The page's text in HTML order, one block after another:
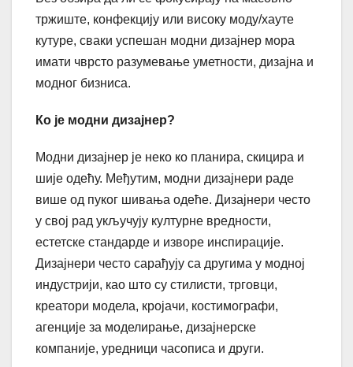
тржиште, конфекцију или високу моду/хауте
кутуре, сваки успешан модни дизајнер мора
имати чврсто разумевање уметности, дизајна и
модног бизниса.
Ко је модни дизајнер?
Модни дизајнер је неко ко планира, скицира и
шије одећу. Међутим, модни дизајнери раде
више од пуког шивања одеће. Дизајнери често
у свој рад укључују културне вредности,
естетске стандарде и изворе инспирације.
Дизајнери често сарађују са другима у модној
индустрији, као што су стилисти, трговци,
креатори модела, кројачи, костимографи,
агенције за моделирање, дизајнерске
компаније, уредници часописа и други.